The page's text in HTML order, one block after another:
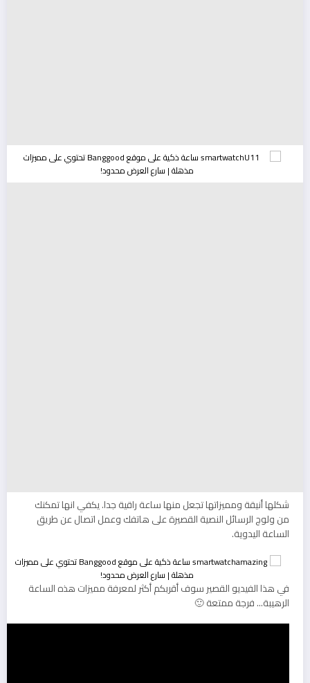
شكلها أنيقة ومميزاتها تجعل منها ساعة راقية جدا. يكفي انها تمكنك
من ولوج الرسائل النصية القصيرة على هاتفك وعمل اتصال عن طريق
الساعة اليدوية.
في هذا الفيديو القصير سوف أقربكم أكثر لمعرفة مميزات هذه الساعة
الرهيبة… فرجة ممتعة 🙂